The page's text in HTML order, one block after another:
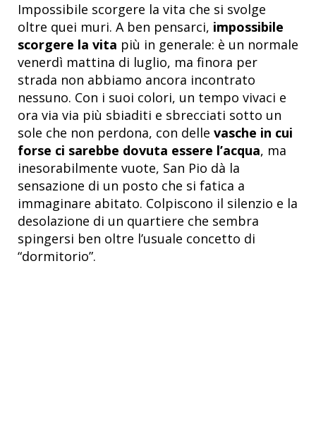
Impossibile scorgere la vita che si svolge
oltre quei muri. A ben pensarci, impossibile
scorgere la vita più in generale: è un normale
venerdì mattina di luglio, ma finora per
strada non abbiamo ancora incontrato
nessuno. Con i suoi colori, un tempo vivaci e
ora via via più sbiaditi e sbrecciati sotto un
sole che non perdona, con delle vasche in cui
forse ci sarebbe dovuta essere l’acqua, ma
inesorabilmente vuote, San Pio dà la
sensazione di un posto che si fatica a
immaginare abitato. Colpiscono il silenzio e la
desolazione di un quartiere che sembra
spingersi ben oltre l’usuale concetto di
“dormitorio”.